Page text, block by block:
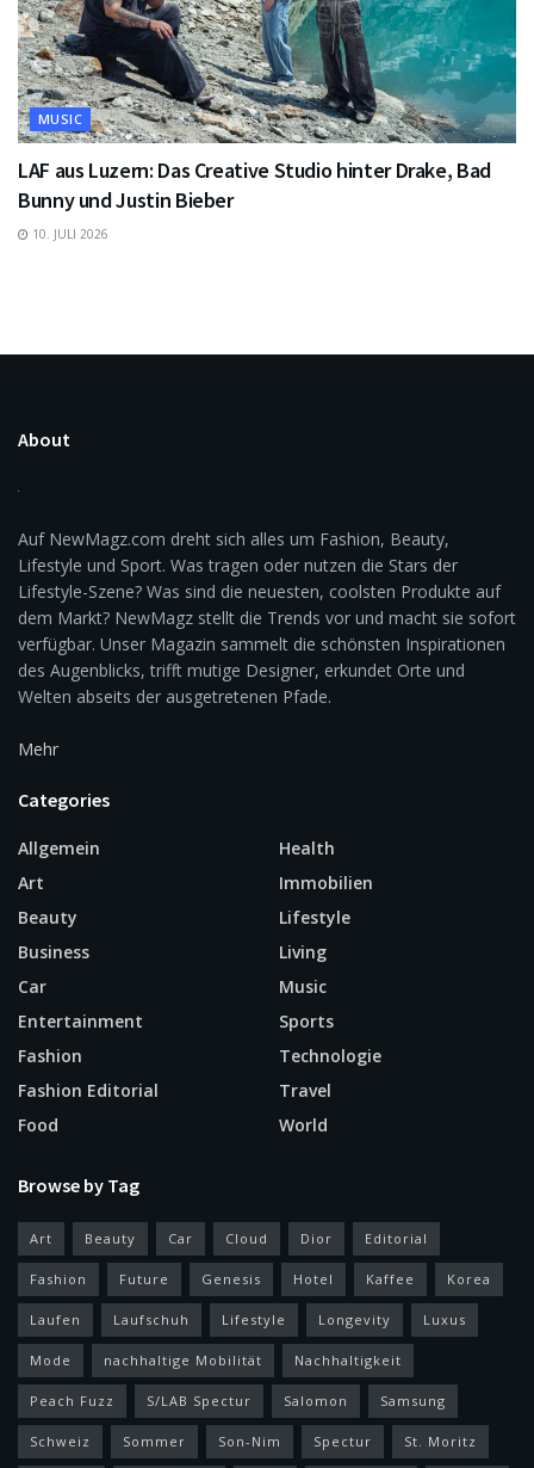
MUSIC
LAF aus Luzern: Das Creative Studio hinter Drake, Bad
Bunny und Justin Bieber
10. JULI 2026
About
Auf NewMagz.com dreht sich alles um Fashion, Beauty,
Lifestyle und Sport. Was tragen oder nutzen die Stars der
Lifestyle-Szene? Was sind die neuesten, coolsten Produkte auf
dem Markt? NewMagz stellt die Trends vor und macht sie sofort
verfügbar. Unser Magazin sammelt die schönsten Inspirationen
des Augenblicks, trifft mutige Designer, erkundet Orte und
Welten abseits der ausgetretenen Pfade.
Mehr
Categories
Allgemein
Art
Beauty
Business
Car
Entertainment
Fashion
Fashion Editorial
Food
Health
Immobilien
Lifestyle
Living
Music
Sports
Technologie
Travel
World
Browse by Tag
Art Beauty Car Cloud Dior Editorial
Fashion Future Genesis Hotel Kaffee Korea
Laufen Laufschuh Lifestyle Longevity Luxus
Mode nachhaltige Mobilität Nachhaltigkeit
Peach Fuzz S/LAB Spectur Salomon Samsung
Schweiz Sommer Son-Nim Spectur St. Moritz